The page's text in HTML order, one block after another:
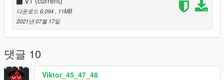
다운로드 6,094
, 11MB
2021년 07월 17일
댓글 10
Viktor_45_47_48